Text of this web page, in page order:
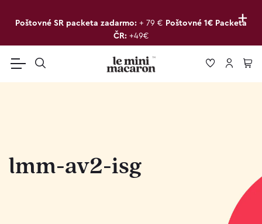
+
Poštovné SR packeta zadarmo: + 79 € Poštovné 1€ Packeta
ČR: +49€
lmm-av2-isg